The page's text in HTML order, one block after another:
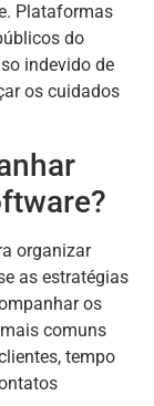
Plataformas
do
indevido de
os cuidados
organizar
as estratégias
os
comuns
tempo